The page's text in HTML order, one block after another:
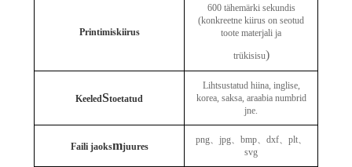
Printimiskiirus
600 tähemärki sekundis
(konkreetne kiirus on seotud
toote materjali ja
trükisisu)
KeeledStoetatud
Lihtsustatud hiina, inglise,
korea, saksa, araabia numbrid
jne.
Faili jaoksmjuures
png、 jpg、 bmp、 dxf、 plt、
svg